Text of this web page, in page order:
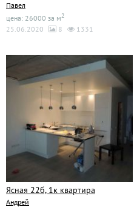
Павел
цена: 26000 за м2
25.06.2020 8 1331
Ясная 22б, 1к квартира
Андрей